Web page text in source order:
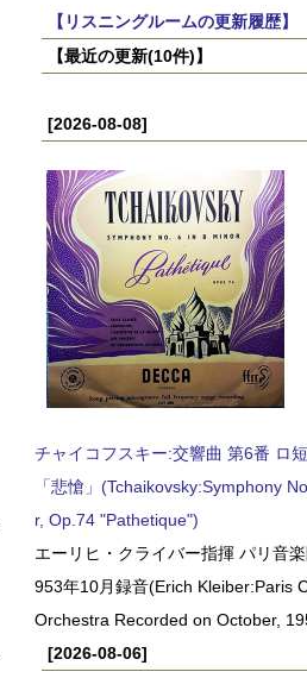
【リスニングルームの更新履歴】
【最近の更新(10件)】
[2026-08-08]
チャイコフスキー:交響曲 第6番 ロ
「悲愴」(Tchaikovsky:Symphony
r, Op.74 "Pathetique")
エーリヒ・クライバー指揮 パリ音
953年10月録音(Erich Kleiber:Paris
Orchestra Recorded on October,
[2026-08-06]